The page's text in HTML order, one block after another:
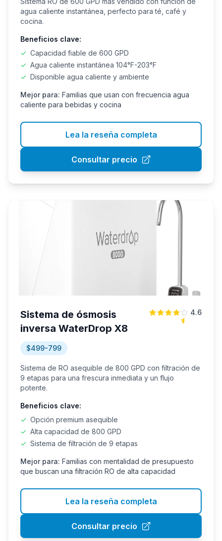
agua caliente instantánea, perfecto para té, café y
cocina.
Beneficios clave:
✓ Capacidad fiable de 600 GPD
✓ Agua caliente instantánea 104°F-203°F
✓ Disponible agua caliente y ambiente
Mejor para: Familias que usan con frecuencia agua
caliente para bebidas y cocina
Lea la reseña completa
Consultar precio
Sistema de ósmosis
inversa WaterDrop X8
4.6
$499-799
Sistema de RO asequible de 800 GPD con filtración de
9 etapas para una frescura inmediata y un flujo
potente.
Beneficios clave:
✓ Opción premium asequible
✓ Alta capacidad de 800 GPD
✓ Sistema de filtración de 9 etapas
Mejor para: Familias con mentalidad de presupuesto
que buscan una filtración RO de alta capacidad
Lea la reseña completa
Consultar precio